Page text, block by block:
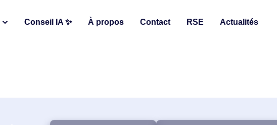
Conseil IA ✨ À propos Contact RSE Actualités